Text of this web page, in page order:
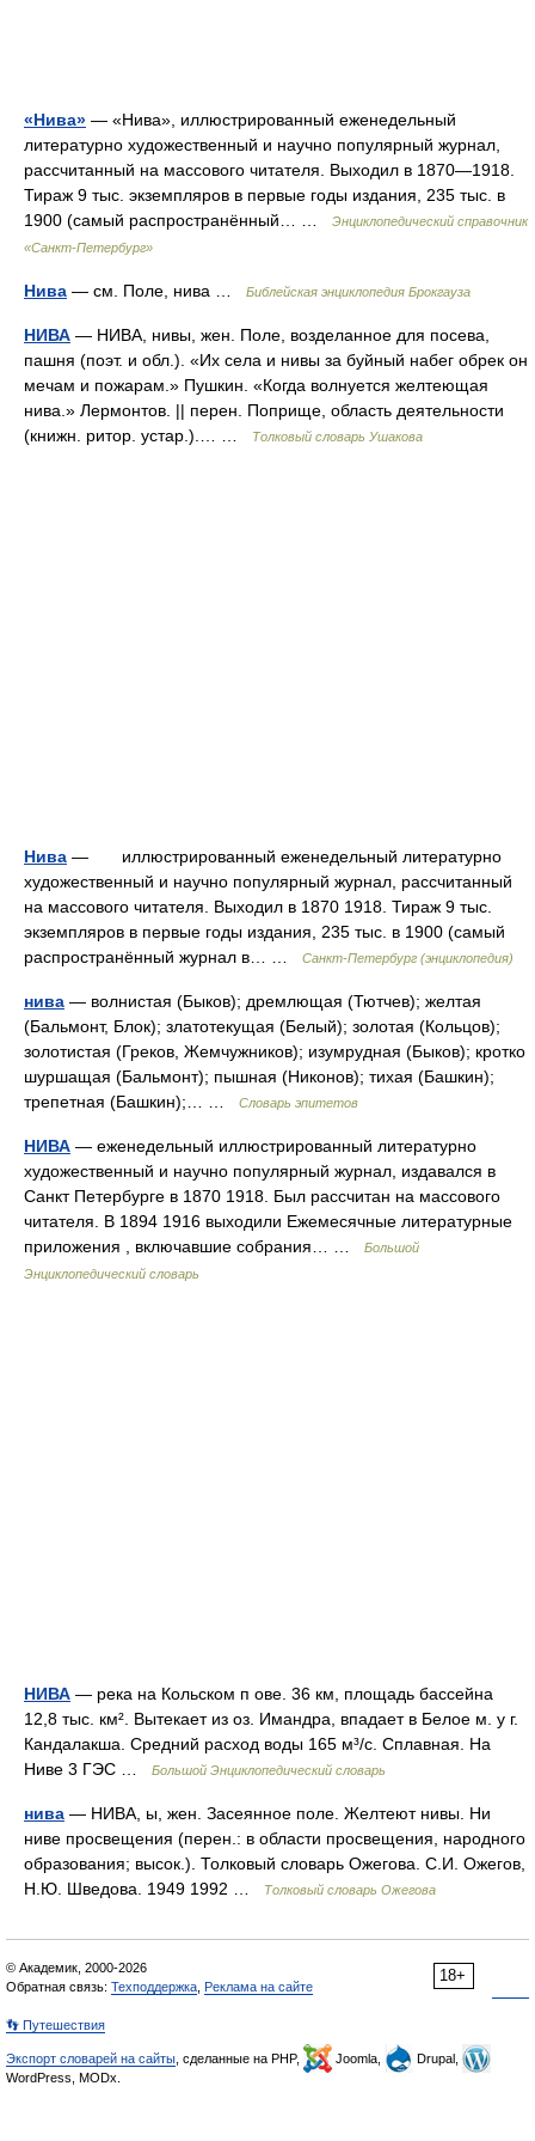
«Нива» — «Нива», иллюстрированный еженедельный
литературно художественный и научно популярный журнал,
рассчитанный на массового читателя. Выходил в 1870—1918.
Тираж 9 тыс. экземпляров в первые годы издания, 235 тыс. в
1900 (самый распространённый… …
Энциклопедический справочник
«Санкт-Петербург»
Нива — см. Поле, нива … Библейская энциклопедия Брокгауза
НИВА — НИВА, нивы, жен. Поле, возделанное для посева,
пашня (поэт. и обл.). «Их села и нивы за буйный набег обрек он
мечам и пожарам.» Пушкин. «Когда волнуется желтеющая
нива.» Лермонтов. || перен. Поприще, область деятельности
(книжн. ритор. устар.).… …
Толковый словарь Ушакова
Нива — иллюстрированный еженедельный литературно
художественный и научно популярный журнал, рассчитанный
на массового читателя. Выходил в 1870 1918. Тираж 9 тыс.
экземпляров в первые годы издания, 235 тыс. в 1900 (самый
распространённый журнал в… …
Санкт-Петербург (энциклопедия)
нива — волнистая (Быков); дремлющая (Тютчев); желтая
(Бальмонт, Блок); златотекущая (Белый); золотая (Кольцов);
золотистая (Греков, Жемчужников); изумрудная (Быков); кротко
шуршащая (Бальмонт); пышная (Никонов); тихая (Башкин);
трепетная (Башкин);… …
Словарь эпитетов
НИВА — еженедельный иллюстрированный литературно
художественный и научно популярный журнал, издавался в
Санкт Петербурге в 1870 1918. Был рассчитан на массового
читателя. В 1894 1916 выходили Ежемесячные литературные
приложения , включавшие собрания… …
Большой
Энциклопедический словарь
НИВА — река на Кольском п ове. 36 км, площадь бассейна
12,8 тыс. км². Вытекает из оз. Имандра, впадает в Белое м. у г.
Кандалакша. Средний расход воды 165 м³/с. Сплавная. На
Ниве 3 ГЭС …
Большой Энциклопедический словарь
нива — НИВА, ы, жен. Засеянное поле. Желтеют нивы. Ни
ниве просвещения (перен.: в области просвещения, народного
образования; высок.). Толковый словарь Ожегова. С.И. Ожегов,
Н.Ю. Шведова. 1949 1992 …
Толковый словарь Ожегова
18+
© Академик, 2000-2026
Обратная связь: Техподдержка Реклама на сайте
👣 Путешествия
Экспорт словарей на сайты , сделанные на PHP, Joomla,
Drupal,
WordPress, MODx.